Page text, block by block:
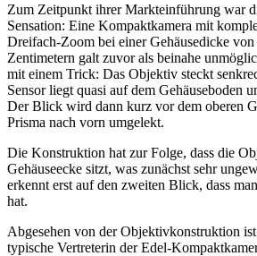
Zum Zeitpunkt ihrer Markteinführung war
Sensation: Eine Kompaktkamera mit
Dreifach-Zoom bei einer Gehäusedicke
Zentimetern galt zuvor als beinahe
mit einem Trick: Das Objektiv steckt
Sensor liegt quasi auf dem Gehäuseboden
Der Blick wird dann kurz vor dem oberen
Prisma nach vorn umgelekt.
Die Konstruktion hat zur Folge, dass die
Gehäuseecke sitzt, was zunächst sehr
erkennt erst auf den zweiten Blick, dass
hat.
Abgesehen von der Objektivkonstruktion
typische Vertreterin der Edel-